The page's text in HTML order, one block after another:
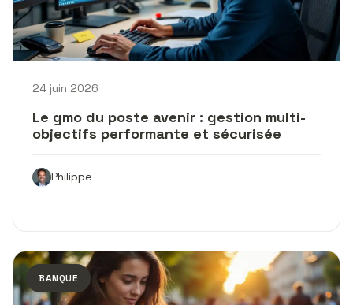
24 juin 2026
Le gmo du poste avenir : gestion multi-
objectifs performante et sécurisée
Philippe
BANQUE